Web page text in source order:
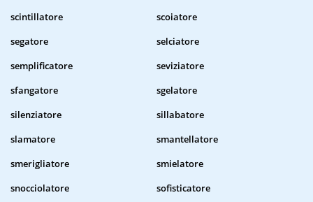
scintillatore
scoiatore
segatore
selciatore
semplificatore
seviziatore
sfangatore
sgelatore
silenziatore
sillabatore
slamatore
smantellatore
smerigliatore
smielatore
snocciolatore
sofisticatore